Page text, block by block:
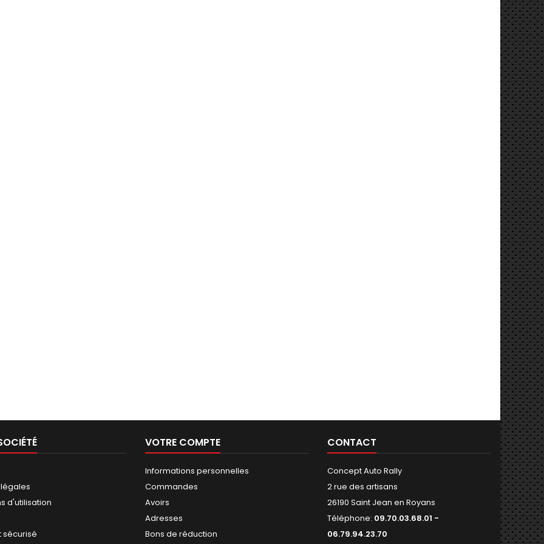
d'utilisation
sécurisé
VOTRE COMPTE
Informations personnelles
Commandes
Avoirs
Adresses
Bons de réduction
CONTACT
Concept Auto Rally
2 rue des artisans
26190 Saint Jean en Royans
Téléphone: 09.70.03.68.01 -
06.79.94.23.70